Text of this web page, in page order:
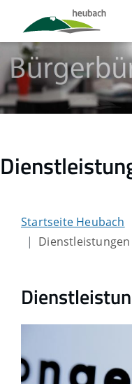
Startseite Heubach
Dienstleistungen